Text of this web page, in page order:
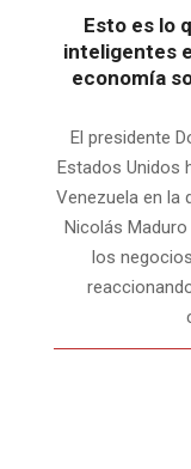
Esto es lo
inteligentes
economía
El presidente
Estados Unidos
Venezuela en la
Nicolás
los